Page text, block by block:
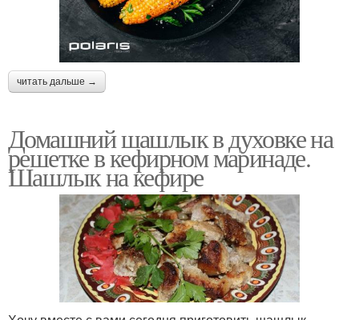
читать дальше →
Домашний шашлык в духовке на
решетке в кефирном маринаде.
Шашлык на кефире